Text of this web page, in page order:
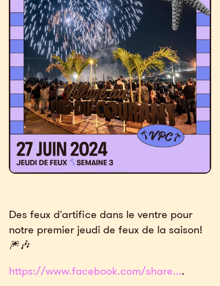
Des feux d'artifice dans le ventre pour
notre premier jeudi de feux de la saison!
🎆🎶
https://www.facebook.com/share....